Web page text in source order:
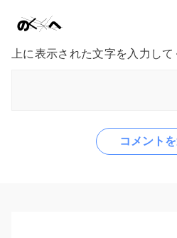
上に表示された文字を入力して